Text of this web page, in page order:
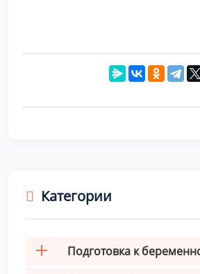
Категории
Подготовка к